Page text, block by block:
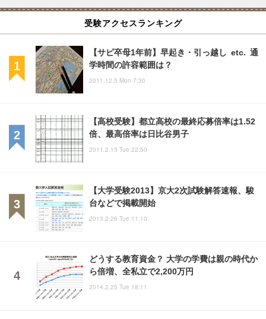
受験アクセスランキング
【サピ卒母1年前】早起き・引っ越し etc. 通
学時間の許容範囲は？
2011.12.5 Mon 7:30
【高校受験】都立高校の最終応募倍率は1.52
倍、最高倍率は日比谷男子
2011.2.15 Tue 22:50
【大学受験2013】京大2次試験解答速報、駿
台などで掲載開始
2013.2.26 Tue 11:10
どうする教育資金？ 大学の学費は親の時代か
ら倍増、全私立で2,200万円
2014.2.25 Tue 18:11